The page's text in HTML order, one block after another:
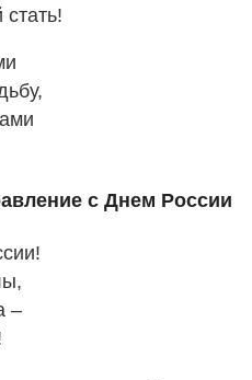
с Днем России
–